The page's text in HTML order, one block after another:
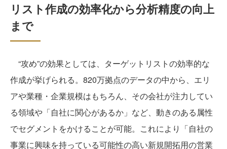
リスト作成の効率化から分析精度の向上
まで
“攻め”の効果としては、ターゲットリストの効率的な
作成が挙げられる。820万拠点のデータの中から、エリ
アや業種・企業規模はもちろん、その会社が注力してい
る領域や「自社に関心があるか」など、動きのある属性
でセグメントをかけることが可能。これにより「自社の
事業に興味を持っている可能性の高い新規開拓用の営業